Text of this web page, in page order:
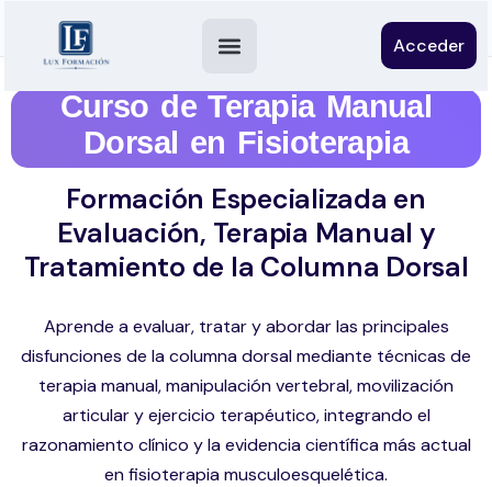
Acceder
Curso de Terapia Manual
Dorsal en Fisioterapia
Formación Especializada en
Evaluación, Terapia Manual y
Tratamiento de la Columna Dorsal
Aprende a evaluar, tratar y abordar las principales
disfunciones de la columna dorsal mediante técnicas de
terapia manual, manipulación vertebral, movilización
articular y ejercicio terapéutico, integrando el
razonamiento clínico y la evidencia científica más actual
en fisioterapia musculoesquelética.